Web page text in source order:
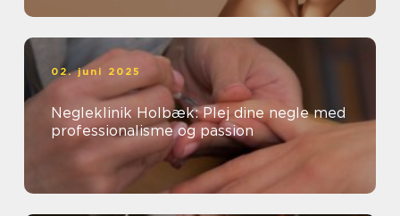
02. juni 2025
Negleklinik Holbæk: Plej dine negle med
professionalisme og passion